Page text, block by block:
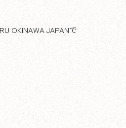
OKINAWA JAPANで